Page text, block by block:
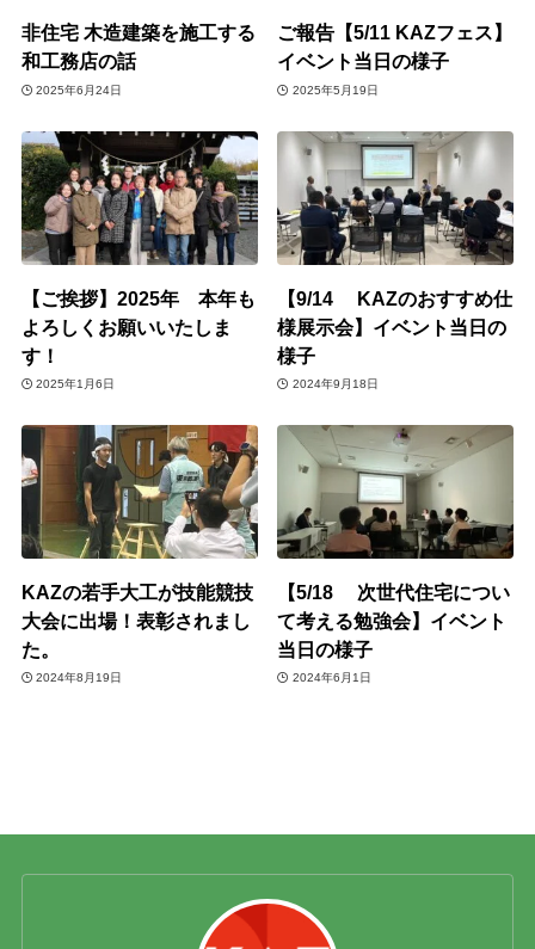
非住宅 木造建築を施工する
和工務店の話
2025年6月24日
ご報告【5/11 KAZフェス】
イベント当日の様子
2025年5月19日
【ご挨拶】2025年 本年も
よろしくお願いいたしま
す！
2025年1月6日
【9/14 KAZのおすすめ仕
様展示会】イベント当日の
様子
2024年9月18日
KAZの若手大工が技能競技
大会に出場！表彰されまし
た。
2024年8月19日
【5/18 次世代住宅につい
て考える勉強会】イベント
当日の様子
2024年6月1日